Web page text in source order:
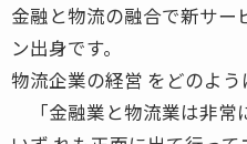
金融と物流の融合で新サ
ン出身です。
物流企業の経営 をどのよう
「金融業と物流業は非常